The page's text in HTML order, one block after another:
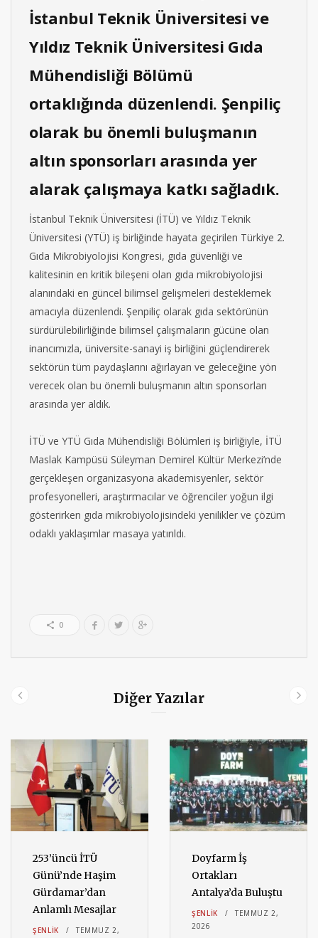
İstanbul Teknik Üniversitesi ve
Yıldız Teknik Üniversitesi Gıda
Mühendisliği Bölümü
ortaklığında düzenlendi. Şenpiliç
olarak bu önemli buluşmanın
altın sponsorları arasında yer
alarak çalışmaya katkı sağladık.
İstanbul Teknik Üniversitesi (İTÜ) ve Yıldız Teknik
Üniversitesi (YTÜ) iş birliğinde hayata geçirilen Türkiye 2.
Gıda Mikrobiyolojisi Kongresi, gıda güvenliği ve
kalitesinin en kritik bileşeni olan gıda mikrobiyolojisi
alanındaki en güncel bilimsel gelişmeleri desteklemek
amacıyla düzenlendi. Şenpiliç olarak gıda sektörünün
sürdürülebilirliğinde bilimsel çalışmaların gücüne olan
inancımızla, üniversite-sanayi iş birliğini güçlendirerek
sektörün tüm paydaşlarını ağırlayan ve geleceğine yön
verecek olan bu önemli buluşmanın altın sponsorları
arasında yer aldık.
İTÜ ve YTÜ Gıda Mühendisliği Bölümleri iş birliğiyle, İTÜ
Maslak Kampüsü Süleyman Demirel Kültür Merkezi’nde
gerçekleşen organizasyona akademisyenler, sektör
profesyonelleri, araştırmacılar ve öğrenciler yoğun ilgi
gösterirken gıda mikrobiyolojisindeki yenilikler ve çözüm
odaklı yaklaşımlar masaya yatırıldı.
0
Diğer Yazılar
253’üncü İTÜ
Günü’nde Haşim
Gürdamar’dan
Anlamlı Mesajlar
ŞENLIK TEMMUZ 2,
Doyfarm İş
Ortakları
Antalya’da Buluştu
ŞENLIK
TEMMUZ 2,
2026